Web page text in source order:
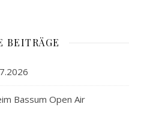
BEITRÄGE
Bassum Open Air